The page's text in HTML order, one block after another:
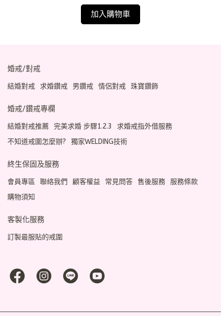
加入購物車
婚戒/對戒
結婚對戒 求婚鑽戒 男鑽戒 情侶對戒 珠寶鑽飾
婚戒/鑽戒專欄
結婚對戒推薦 完美求婚 步驟1.2.3
求婚戒指外借服務
不知道戒圍怎麼辦?
獨家WELDING技術
終生保固及服務
會員專區 聯絡我們 顧客權益 常見問答 售後服務
服務條款
購物須知
客製化服務
訂製最服貼的戒圍